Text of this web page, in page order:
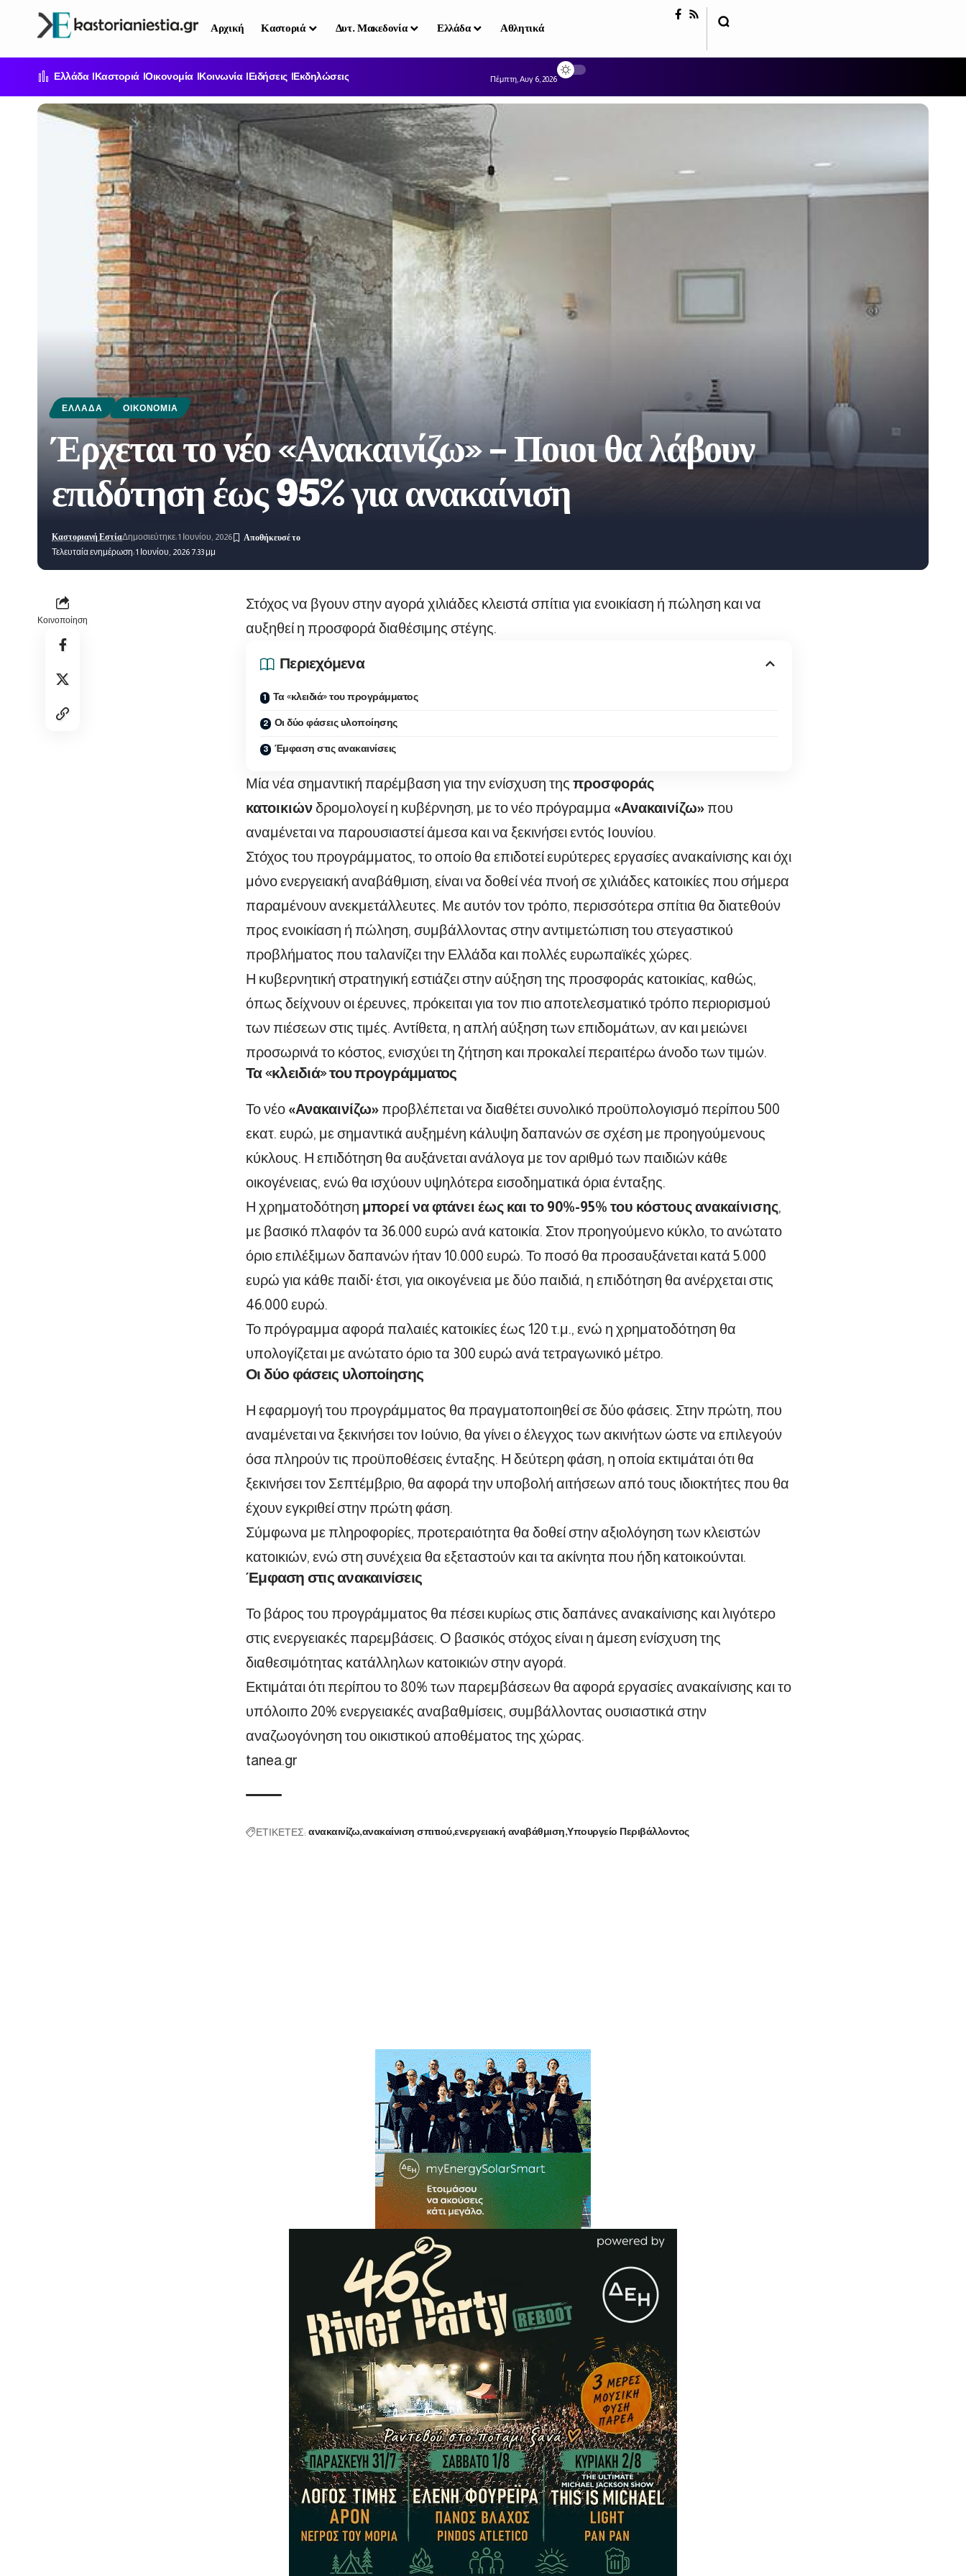
Αρχική Καστοριά Δυτ. Μακεδονία Ελλάδα Αθλητικά
Ελλάδα Καστοριά Οικονομία Κοινωνία Ειδήσεις Εκδηλώσεις Πέμπτη, Αυγ 6, 2026
ΕΛΛΆΔΑ ΟΙΚΟΝΟΜΊΑ
Έρχεται το νέο «Ανακαινίζω» – Ποιοι θα λάβουν
επιδότηση έως 95% για ανακαίνιση
Τελευταία ενημέρωση: 1 Ιουνίου, 2026 7:33 μμ
Καστοριανή ΕστίαΔημοσιεύτηκε: 1 Ιουνίου, 2026
Κοινοποίηση
Στόχος να βγουν στην αγορά χιλιάδες κλειστά σπίτια για ενοικίαση ή πώληση και να
αυξηθεί η προσφορά διαθέσιμης στέγης.
Περιεχόμενα
Τα «κλειδιά» του προγράμματος
Οι δύο φάσεις υλοποίησης
Έμφαση στις ανακαινίσεις
Μία νέα σημαντική παρέμβαση για την ενίσχυση της προσφοράς
κατοικιώνδρομολογεί η κυβέρνηση, με το νέο πρόγραμμα «Ανακαινίζω»που
αναμένεται να παρουσιαστεί άμεσα και να ξεκινήσει εντός Ιουνίου.
Στόχος του προγράμματος, το οποίο θα επιδοτεί ευρύτερες εργασίες ανακαίνισης και όχι
μόνο ενεργειακή αναβάθμιση, είναι να δοθεί νέα πνοή σε χιλιάδες κατοικίες που σήμερα
παραμένουν ανεκμετάλλευτες. Με αυτόν τον τρόπο, περισσότερα σπίτια θα διατεθούν
προς ενοικίαση ή πώληση, συμβάλλοντας στην αντιμετώπιση του στεγαστικού
προβλήματος που ταλανίζει την Ελλάδα και πολλές ευρωπαϊκές χώρες.
Η κυβερνητική στρατηγική εστιάζει στην αύξηση της προσφοράς κατοικίας, καθώς,
όπως δείχνουν οι έρευνες, πρόκειται για τον πιο αποτελεσματικό τρόπο περιορισμού
των πιέσεων στις τιμές. Αντίθετα, η απλή αύξηση των επιδομάτων, αν και μειώνει
προσωρινά το κόστος, ενισχύει τη ζήτηση και προκαλεί περαιτέρω άνοδο των τιμών.
Τα «κλειδιά» του προγράμματος
Το νέο «Ανακαινίζω»προβλέπεται να διαθέτει συνολικό προϋπολογισμό περίπου 500
εκατ. ευρώ, με σημαντικά αυξημένη κάλυψη δαπανών σε σχέση με προηγούμενους
κύκλους. Η επιδότηση θα αυξάνεται ανάλογα με τον αριθμό των παιδιών κάθε
οικογένειας, ενώ θα ισχύουν υψηλότερα εισοδηματικά όρια ένταξης.
Η χρηματοδότηση μπορεί να φτάνει έως και το 90%-95% του κόστους ανακαίνισης,
με βασικό πλαφόν τα 36.000 ευρώ ανά κατοικία. Στον προηγούμενο κύκλο, το ανώτατο
όριο επιλέξιμων δαπανών ήταν 10.000 ευρώ. Το ποσό θα προσαυξάνεται κατά 5.000
ευρώ για κάθε παιδί· έτσι, για οικογένεια με δύο παιδιά, η επιδότηση θα ανέρχεται στις
46.000 ευρώ.
Το πρόγραμμα αφορά παλαιές κατοικίες έως 120 τ.μ., ενώ η χρηματοδότηση θα
υπολογίζεται με ανώτατο όριο τα 300 ευρώ ανά τετραγωνικό μέτρο.
Οι δύο φάσεις υλοποίησης
Η εφαρμογή του προγράμματος θα πραγματοποιηθεί σε δύο φάσεις. Στην πρώτη, που
αναμένεται να ξεκινήσει τον Ιούνιο, θα γίνει ο έλεγχος των ακινήτων ώστε να επιλεγούν
όσα πληρούν τις προϋποθέσεις ένταξης. Η δεύτερη φάση, η οποία εκτιμάται ότι θα
ξεκινήσει τον Σεπτέμβριο, θα αφορά την υποβολή αιτήσεων από τους ιδιοκτήτες που θα
έχουν εγκριθεί στην πρώτη φάση.
Σύμφωνα με πληροφορίες, προτεραιότητα θα δοθεί στην αξιολόγηση των κλειστών
κατοικιών, ενώ στη συνέχεια θα εξεταστούν και τα ακίνητα που ήδη κατοικούνται.
Έμφαση στις ανακαινίσεις
Το βάρος του προγράμματος θα πέσει κυρίως στις δαπάνες ανακαίνισης και λιγότερο
στις ενεργειακές παρεμβάσεις. Ο βασικός στόχος είναι η άμεση ενίσχυση της
διαθεσιμότητας κατάλληλων κατοικιών στην αγορά.
Εκτιμάται ότι περίπου το 80% των παρεμβάσεων θα αφορά εργασίες ανακαίνισης και το
υπόλοιπο 20% ενεργειακές αναβαθμίσεις, συμβάλλοντας ουσιαστικά στην
αναζωογόνηση του οικιστικού αποθέματος της χώρας.
tanea.gr
ΕΤΙΚΕΤΕΣ: ανακαινίζω ανακαίνιση σπιτιού ενεργειακή αναβάθμιση Υπουργείο Περιβάλλοντος